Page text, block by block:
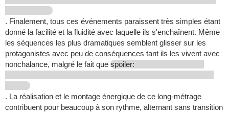
. Finalement, tous ces événements paraissent très simples étant
donné la facilité et la fluidité avec laquelle ils s'enchaînent. Même
les séquences les plus dramatiques semblent glisser sur les
protagonistes avec peu de conséquences tant ils les vivent avec
nonchalance, malgré le fait que spoiler:
. La réalisation et le montage énergique de ce long-métrage
contribuent pour beaucoup à son rythme, alternant sans transition